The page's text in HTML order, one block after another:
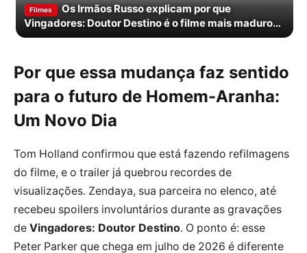
Filmes
Os Irmãos Russo explicam por que
Vingadores: Doutor Destino é o filme mais maduro
da saga
Por que essa mudança faz sentido
para o futuro de Homem-Aranha:
Um Novo Dia
Tom Holland confirmou que está fazendo refilmagens
do filme, e o trailer já quebrou recordes de
visualizações. Zendaya, sua parceira no elenco, até
recebeu spoilers involuntários durante as gravações
de Vingadores: Doutor Destino. O ponto é: esse
Peter Parker que chega em julho de 2026 é diferente